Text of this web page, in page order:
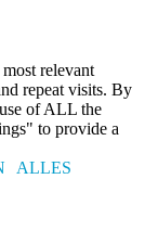
relevant
repeat visits. By
of ALL the
to provide a
ALLES